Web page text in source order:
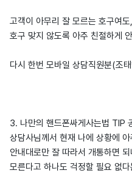
고객이 아무리 잘 모르는 호구여
호구 맞지 않도록 아주 친절하게
다시 한번 모바일 상담직원분(조
3. 나만의 핸드폰싸게사는법 TIP
상담사님께서 현재 나에 상황에
안내대로만 잘 따라서 개통하면
모른다고 하나도 걱정할 필요 없다